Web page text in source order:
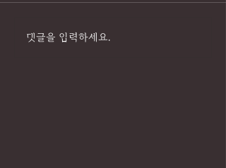
댓글을 입력하세요.